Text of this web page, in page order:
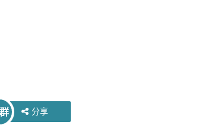
分享